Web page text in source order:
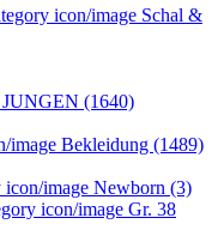
Schal &
JUNGEN (1640)
Bekleidung (1489)
Newborn (3)
Gr. 38